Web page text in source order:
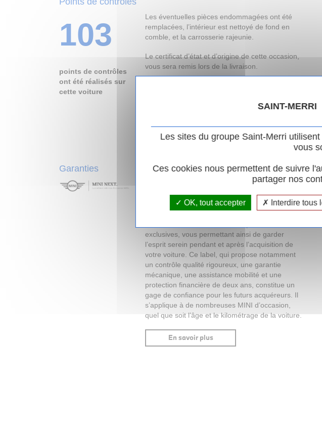
103
points de contrôles
ont été réalisés sur
cette voiture
Les éventuelles pièces endommagées ont été
remplacées, l’intérieur est nettoyé de fond en
comble, et la carrosserie rajeunie.
Le certificat d’état et d’origine de cette occasion,
vous sera remis lors de la livraison.
réalisés ainsi que les pièces remplacées sur ce
Garanties
, profitez des avantages
voiture d'occasion MINIcertifiée par le
réseau MINI.L’achat d’une voiture
exclusives, vous permettant ainsi de garder
l’esprit serein pendant et après l’acquisition de
votre voiture. Ce label, qui propose notamment
un contrôle qualité rigoureux, une garantie
mécanique, une assistance mobilité et une
protection financière de deux ans, constitue un
gage de confiance pour les futurs acquéreurs. Il
s’applique à de nombreuses MINI d’occasion,
quel que soit l’âge et le kilométrage de la voiture.
En savoir plus
SAINT-MERRI
Les sites du groupe Saint-Merri
vous
Ces cookies nous permettent de suivre
partager nos
OK, tout accepter Interdire tous